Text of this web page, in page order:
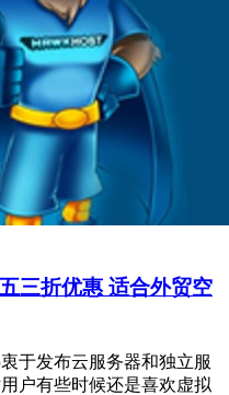
三折优惠 适合外贸空
于发布云服务器和独立服
户有些时候还是喜欢虚拟